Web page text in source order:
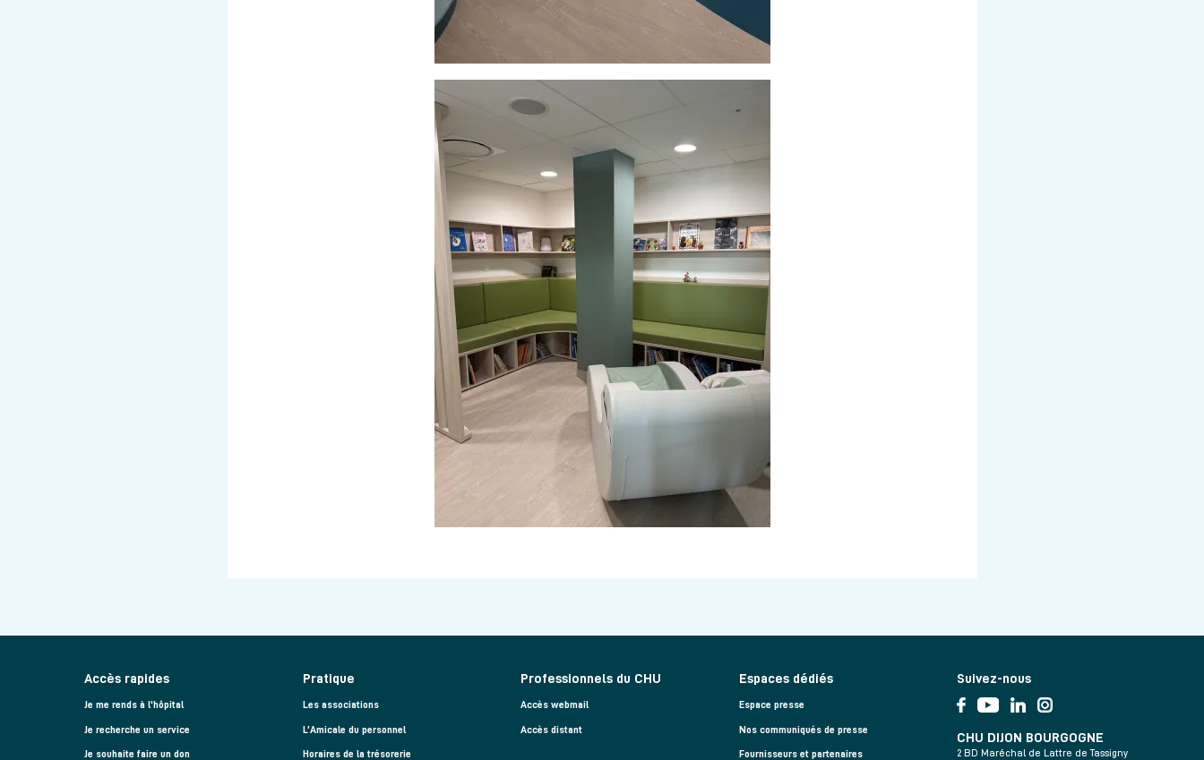
Accès rapides
Je me rends à l'hôpital
Je recherche un service
Je souhaite faire un don
Pratique
Les associations
L’Amicale du personnel
Horaires de la trésorerie
Professionnels du CHU
Accès webmail
Accès distant
Espaces dédiés
Espace presse
Nos communiqués de presse
Fournisseurs et partenaires
Suivez-nous
CHU DIJON BOURGOGNE
2 BD Maréchal de Lattre de Tassigny